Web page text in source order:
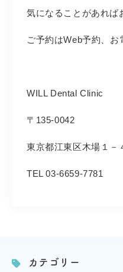
気になることがあれば
ご予約はWeb予約、お
WILL Dental Clinic
〒 135‐0042
東京都江東区木場１－
TEL 03-6659-7781
カテゴリー